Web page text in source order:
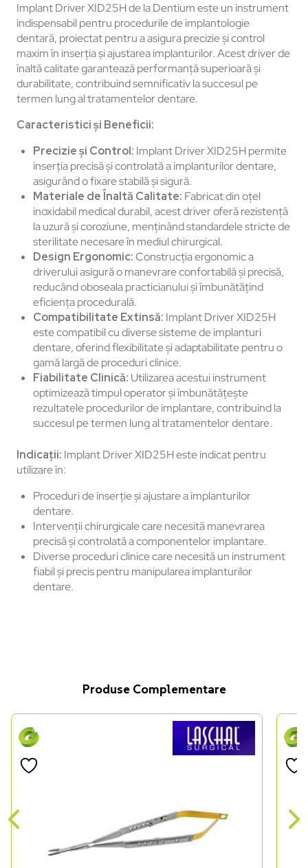
Implant Driver XID25H de la Dentium este un instrument
indispensabil pentru procedurile de implantologie
dentară, proiectat pentru a asigura precizie și control
maxim în inserția și ajustarea implanturilor. Acest driver de
înaltă calitate garantează performanță superioară și
durabilitate, contribuind semnificativ la succesul pe
termen lung al tratamentelor dentare.
Caracteristici și Beneficii:
Precizie și Control: Implant Driver XID25H permite
inserția precisă și controlată a implanturilor dentare,
asigurând o fixare stabilă și sigură.
Materiale de Înaltă Calitate: Fabricat din oțel
inoxidabil medical durabil, acest driver oferă rezistență
la uzură și coroziune, menținând standardele stricte de
sterilitate necesare în mediul chirurgical.
Design Ergonomic:Construcția ergonomic a
driverului asigură o manevrare confortabilă și precisă,
reducând oboseala practicianului și îmbunătățind
eficiența procedurală.
Compatibilitate Extinsă: Implant Driver XID25H
este compatibil cu diverse sisteme de implanturi
dentare, oferind flexibilitate și adaptabilitate pentru o
gamă largă de proceduri clinice.
Fiabilitate Clinică: Utilizarea acestui instrument
optimizează timpul operator și îmbunătățește
rezultatele procedurilor de implantare, contribuind la
succesul pe termen lung al tratamentelor dentare.
Indicații: Implant Driver XID25H este indicat pentru
utilizare în:
Proceduri de inserție și ajustare a implanturilor
dentare.
Intervenții chirurgicale care necesită manevrarea
precisă și controlată a componentelor implantare.
Diverse proceduri clinice care necesită un instrument
fiabil și precis pentru manipularea implanturilor
dentare.
Produse Complementare